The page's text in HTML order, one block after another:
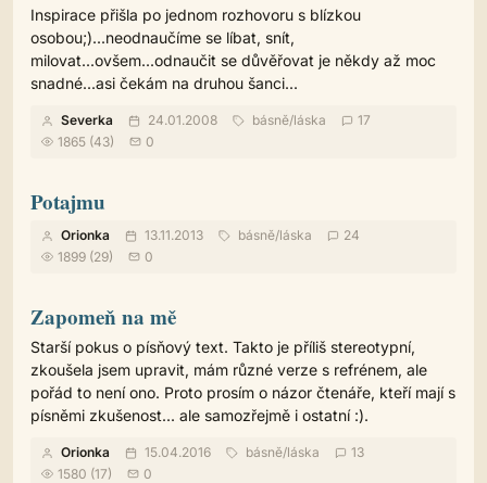
Inspirace přišla po jednom rozhovoru s blízkou
osobou;)...neodnaučíme se líbat, snít,
milovat...ovšem...odnaučit se důvěřovat je někdy až moc
snadné...asi čekám na druhou šanci...
Severka 24.01.2008 básně/láska
17
1865 (43)
0
Potajmu
Orionka 13.11.2013 básně/láska
24
1899 (29)
0
Zapomeň na mě
Starší pokus o písňový text. Takto je příliš stereotypní,
zkoušela jsem upravit, mám různé verze s refrénem, ale
pořád to není ono. Proto prosím o názor čtenáře, kteří mají s
písněmi zkušenost... ale samozřejmě i ostatní :).
Orionka 15.04.2016 básně/láska
13
1580 (17)
0